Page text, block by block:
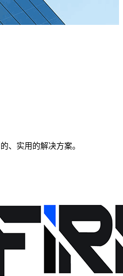
、实用的解决方案。